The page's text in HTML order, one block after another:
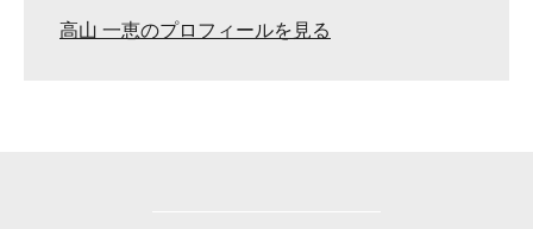
高山 一恵のプロフィールを見る